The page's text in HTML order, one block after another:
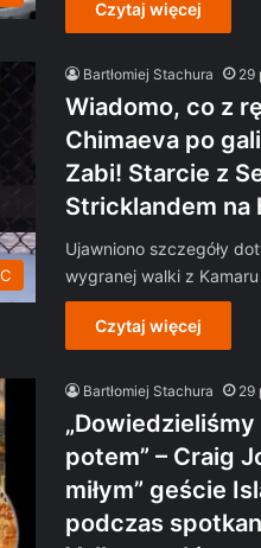
Czytaj więcej
Bartłomiej Stachura 29
Wiadomo, co z
Chimaeva po
Zabi! Starcie z
Stricklandem na
Ujawniono szczegóły
wygranej walki z
Czytaj więcej
Bartłomiej Stachura 29
potem” – Craig
miłym” geście
podczas